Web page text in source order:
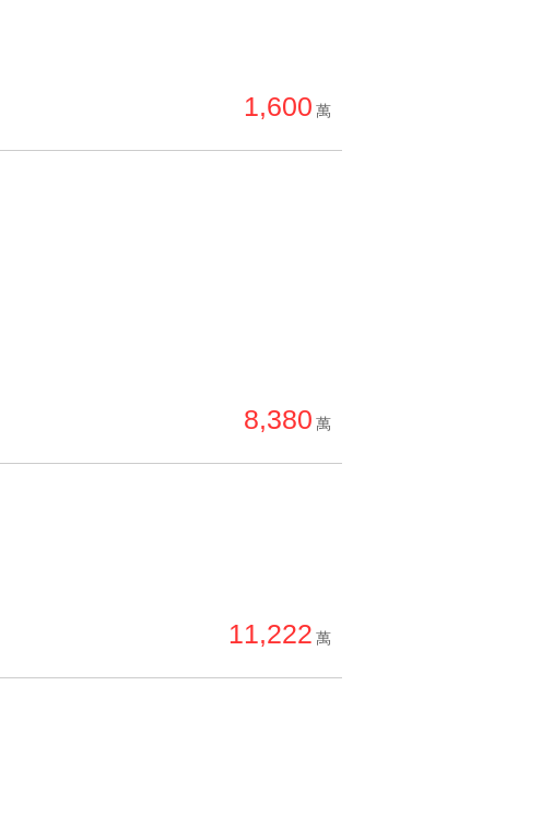
1,600 萬
8,380 萬
11,222 萬